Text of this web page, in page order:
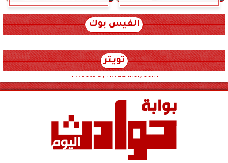
الفيس بوك
تويتر
Tweets by hwadithalyoum